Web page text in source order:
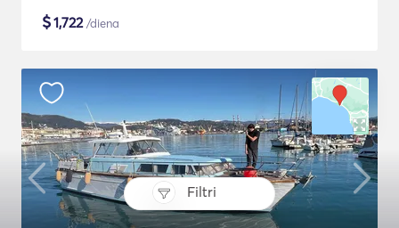
Filtri
$1,722/diena